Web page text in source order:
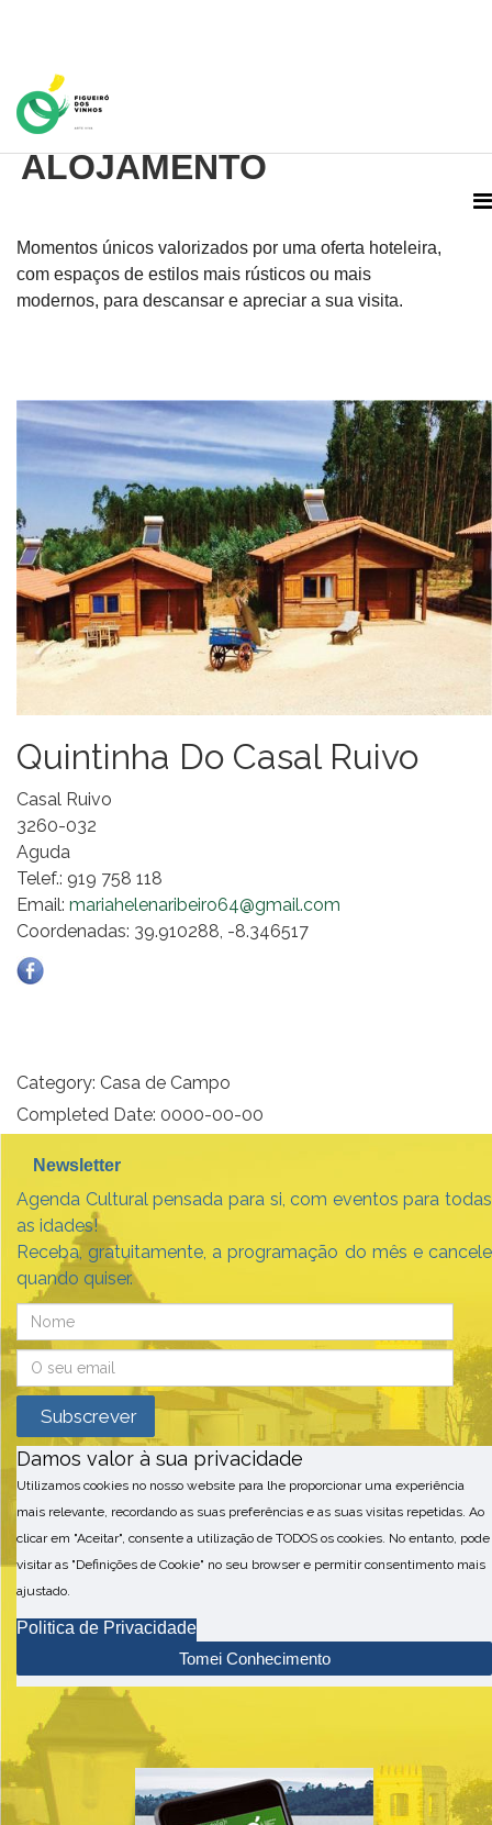
ALOJAMENTO
Momentos únicos valorizados por uma oferta hoteleira,
com espaços de estilos mais rústicos ou mais
modernos, para descansar e apreciar a sua visita.
Quintinha Do Casal Ruivo
Casal Ruivo
3260-032
Aguda
Telef.: 919 758 118
Email: mariahelenaribeiro64@gmail.com
Coordenadas: 39.910288, -8.346517
Category: Casa de Campo
Completed Date: 0000-00-00
Newsletter
Agenda Cultural pensada para si, com eventos para todas
as idades!
Receba, gratuitamente, a programação do mês e cancele
quando quiser.
Damos valor à sua privacidade
Utilizamos cookies no nosso website para lhe proporcionar uma experiência
mais relevante, recordando as suas preferências e as suas visitas repetidas. Ao
clicar em "Aceitar", consente a utilização de TODOS os cookies. No entanto, pode
visitar as "Definições de Cookie" no seu browser e permitir consentimento mais
ajustado.
Politica de Privacidade
Tomei Conhecimento